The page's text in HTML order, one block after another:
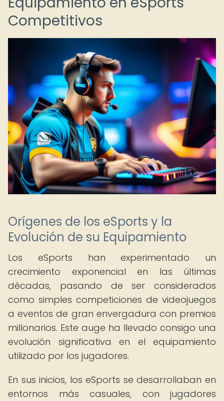
Competitivos
Orígenes de los eSports y la
Evolución de su Equipamiento
Los eSports han experimentado un
crecimiento exponencial en las últimas
décadas, pasando de ser considerados
como simples competiciones de videojuegos
a eventos de gran envergadura con premios
millonarios. Este auge ha llevado consigo una
evolución significativa en el equipamiento
utilizado por los jugadores.
En sus inicios, los eSports se desarrollaban en
entornos más casuales, con jugadores